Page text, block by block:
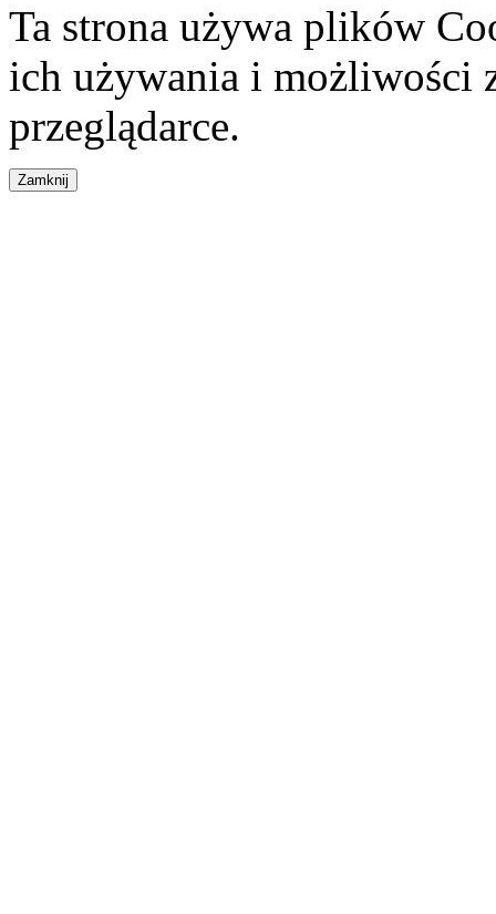
Ta strona używa plików
ich używania i możliwości
przeglądarce.